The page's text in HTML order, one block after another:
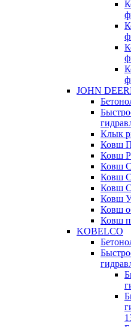
JOHN
Клык
Ковш
Ковш
Ковш
Ковш
Ковш
Ковш
Ковш
Ковш
KOBELCO